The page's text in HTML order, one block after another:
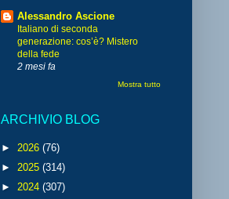
Alessandro Ascione
Italiano di seconda
generazione: cos’è? Mistero
della fede
2 mesi fa
Mostra tutto
ARCHIVIO BLOG
► 2026 (76)
► 2025 (314)
► 2024 (307)